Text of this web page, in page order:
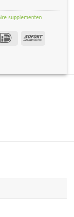
supplementen